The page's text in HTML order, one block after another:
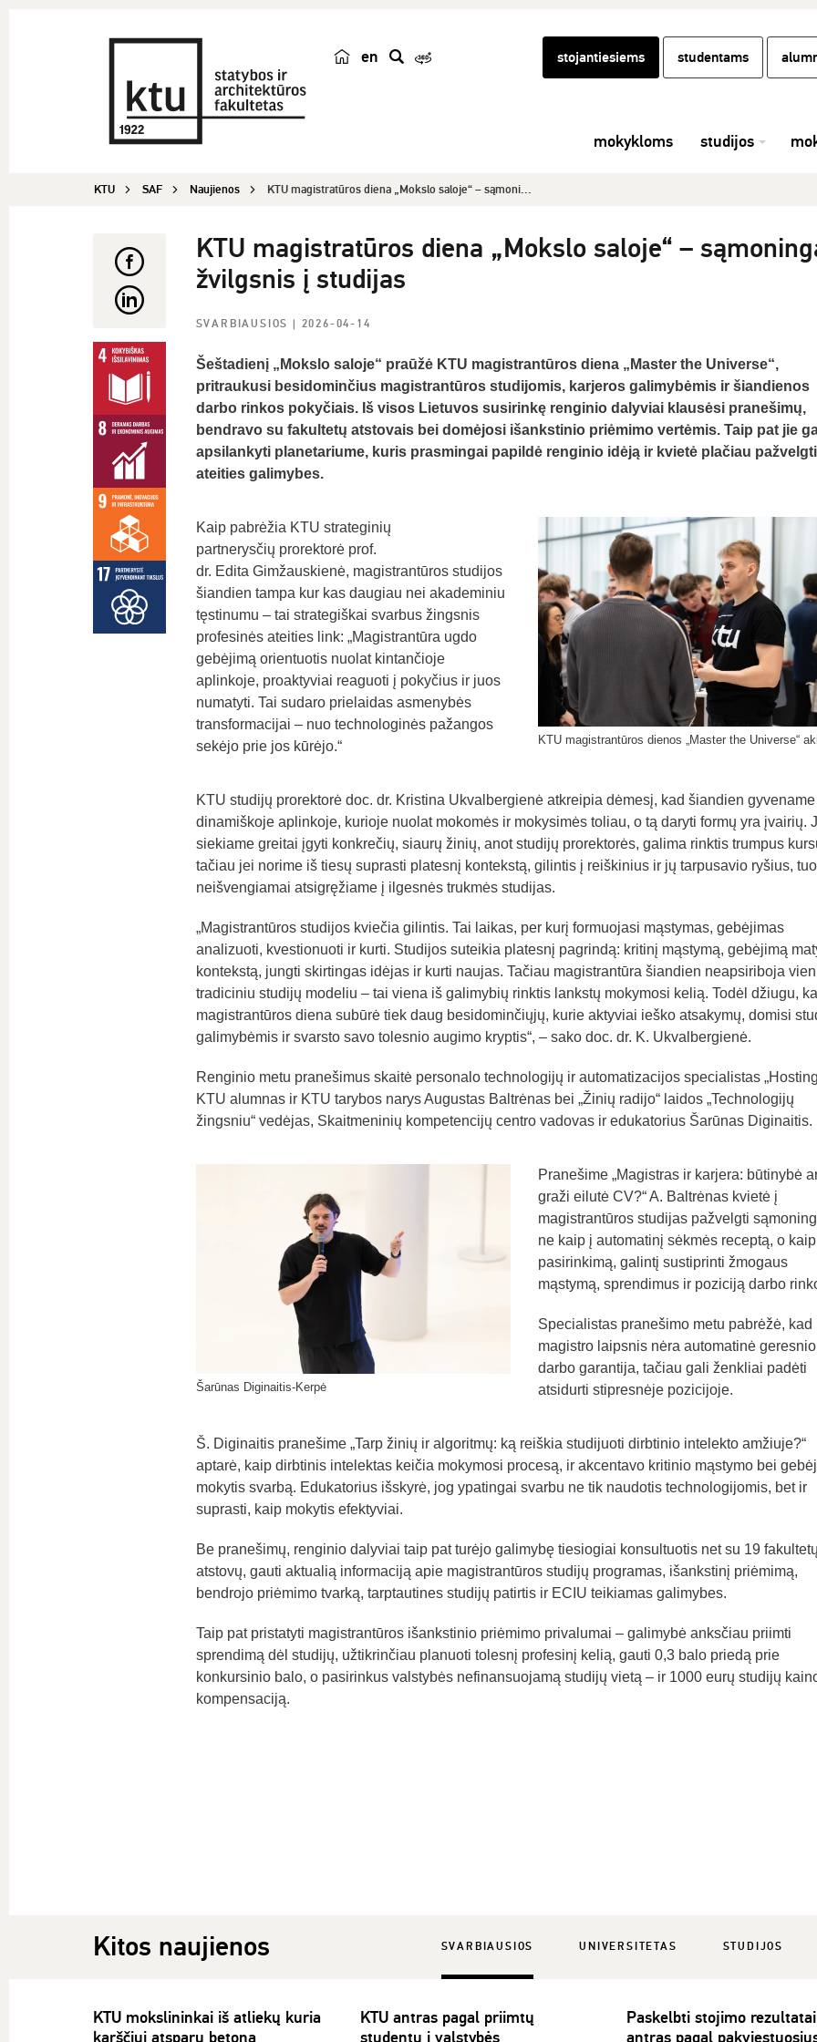
en
k
stojantiesiems studentams
mokykloms studijos
KTU SAF Naujienos KTU magistratūros diena „Mokslo saloje“ – sąmoni...
KTU magistratūros diena „Mokslo saloje“ –
žvilgsnis į studijas
SVARBIAUSIOS | 2026-04-14
Šeštadienį „Mokslo saloje“ praūžė KTU magistrantūros diena „Master the Universe“,
pritraukusi besidominčius magistrantūros studijomis, karjeros galimybėmis ir šiandienos
darbo rinkos pokyčiais. Iš visos Lietuvos susirinkę renginio dalyviai klausėsi pranešimų,
bendravo su fakultetų atstovais bei domėjosi išankstinio priėmimo vertėmis. Taip pat jie
apsilankyti planetariume, kuris prasmingai papildė renginio idėją ir kvietė plačiau
ateities galimybes.
Kaip pabrėžia KTU strateginių
partnerysčių prorektorėprof.
dr. Edita Gimžauskienė, magistrantūros studijos
šiandien tampa kur kas daugiau nei akademiniu
tęstinumu – tai strategiškai svarbus žingsnis
profesinės ateities link: „Magistrantūra ugdo
gebėjimą orientuotis nuolat kintančioje
aplinkoje, proaktyviai reaguoti į pokyčius ir juos
numatyti. Tai sudaro prielaidas asmenybės
transformacijai – nuo technologinės pažangos
sekėjo prie jos kūrėjo.“
KTU magistrantūros dienos „Master the Universe“
KTU studijų prorektorė doc. dr. Kristina Ukvalbergienė atkreipia dėmesį, kad šiandien gyvename
dinamiškoje aplinkoje, kurioje nuolat mokomės ir mokysimės toliau, o tą daryti formų yra įvairių.
siekiame greitai įgyti konkrečių, siaurų žinių, anot studijų prorektorės, galima rinktis trumpus
tačiau jei norime iš tiesų suprasti platesnį kontekstą, gilintis į reiškinius ir jų tarpusavio ryšius,
neišvengiamai atsigręžiame į ilgesnės trukmės studijas.
„Magistrantūros studijos kviečia gilintis. Tai laikas, per kurį formuojasi mąstymas, gebėjimas
analizuoti, kvestionuoti ir kurti. Studijos suteikia platesnį pagrindą: kritinį mąstymą, gebėjimą
kontekstą, jungti skirtingas idėjas ir kurti naujas. Tačiau magistrantūra šiandien neapsiriboja vien
tradiciniu studijų modeliu – tai viena iš galimybių rinktis lankstų mokymosi kelią. Todėl džiugu,
magistrantūros diena subūrė tiek daug besidominčiųjų, kurie aktyviai ieško atsakymų, domisi
galimybėmis ir svarsto savo tolesnio augimo kryptis“, – sako doc. dr. K. Ukvalbergienė.
Renginio metu pranešimus skaitė personalo technologijų ir automatizacijos specialistas „
KTU alumnas ir KTU tarybos narys Augustas Baltrėnasbei „Žinių radijo“ laidos „Technologijų
žingsniu“ vedėjas, Skaitmeninių kompetencijų centro vadovas ir edukatorius Šarūnas Diginaitis.
Šarūnas Diginaitis-Kerpė
Pranešime „Magistras ir karjera: būtinybė
graži eilutė CV?“ A. Baltrėnas kvietė į
magistrantūros studijas pažvelgti
ne kaip į automatinį sėkmės receptą, o
pasirinkimą, galintį sustiprinti žmogaus
mąstymą, sprendimus ir poziciją darbo
Specialistas pranešimo metu pabrėžė, kad
magistro laipsnis nėra automatinė geresnio
darbo garantija, tačiau gali ženkliai padėti
atsidurti stipresnėje pozicijoje.
Š. Diginaitis pranešime „Tarp žinių ir algoritmų: ką reiškia studijuoti dirbtinio intelekto amžiuje?“
aptarė, kaip dirbtinis intelektas keičia mokymosi procesą, ir akcentavo kritinio mąstymo bei
mokytis svarbą. Edukatorius išskyrė, jog ypatingai svarbu ne tik naudotis technologijomis, bet ir
suprasti, kaip mokytis efektyviai.
Be pranešimų, renginio dalyviai taip pat turėjo galimybę tiesiogiai konsultuotis net su 19 fakultetų
atstovų, gauti aktualią informaciją apie magistrantūros studijų programas, išankstinį priėmimą,
bendrojo priėmimo tvarką, tarptautines studijų patirtis ir ECIU teikiamas galimybes.
Taip pat pristatyti magistrantūros išankstinio priėmimo privalumai – galimybė anksčiau priimti
sprendimą dėl studijų, užtikrinčiau planuoti tolesnį profesinį kelią, gauti 0,3 balo priedą prie
konkursinio balo, o pasirinkus valstybės nefinansuojamą studijų vietą – ir 1000 eurų studijų
kompensaciją.
Kitos naujienos SVARBIAUSIOS UNIVERSITETAS STUDIJOS
KTU mokslininkai iš atliekų kuria
karščiui atsparų betoną
KTU antras pagal priimtų
studentų į valstybės
Paskelbti stojimo
antras pagal